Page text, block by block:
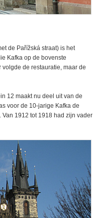
de Pařížská straat) is het
Kafka op de bovenste
de restauratie, maar de
12 maakt nu deel uit van de
voor de 10-jarige Kafka de
1912 tot 1918 had zijn vader